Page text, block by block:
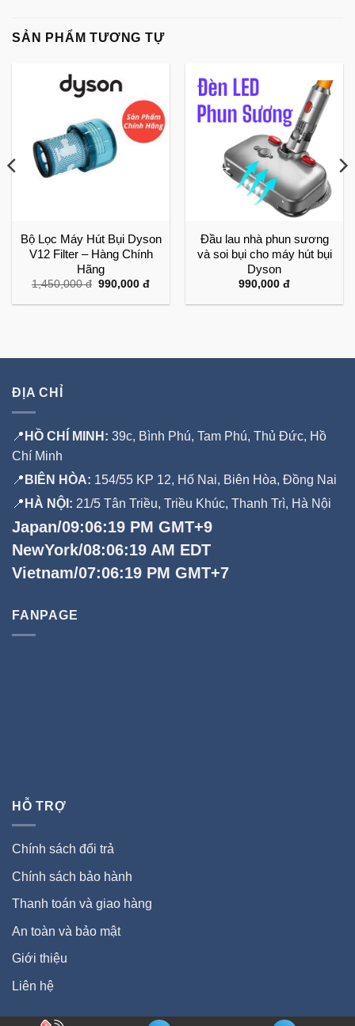
SẢN PHẨM TƯƠNG TỰ
Bộ Lọc Máy Hút Bụi Dyson
V12 Filter – Hàng Chính
Hãng
1,450,000đ Giá
là:
990,000đGiá
tại
Đầu lau nhà phun sương
và soi bụi cho máy hút bụi
Dyson
990,000 đ
ĐỊA CHỈ
📍 HỒ CHÍ MINH: 39c, Bình Phú, Tam Phú, Thủ Đức, Hồ
Chí Minh
📍 BIÊN HÒA: 154/55 KP 12, Hố Nai, Biên Hòa, Đồng Nai
📍 HÀ NỘI: 21/5 Tân Triều, Triều Khúc, Thanh Trì, Hà Nội
Japan/09:06:19 PM GMT+9
NewYork/08:06:19 AM EDT
Vietnam/07:06:19 PM GMT+7
FANPAGE
HỖ TRỢ
Chính sách đổi trả
Chính sách bảo hành
Thanh toán và giao hàng
An toàn và bảo mật
Giới thiệu
Liên hệ